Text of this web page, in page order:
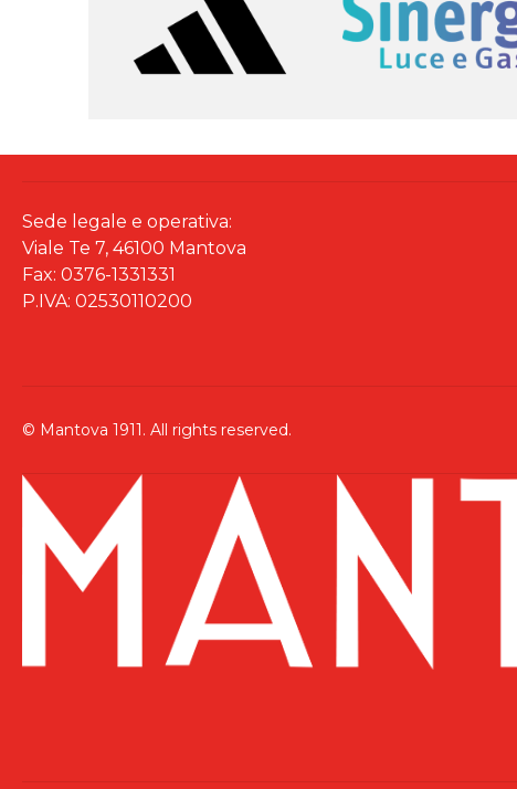
Sede legale e operativa:
Viale Te 7, 46100 Mantova
Fax: 0376-1331331
P.IVA: 02530110200
© Mantova 1911. All rights reserved.